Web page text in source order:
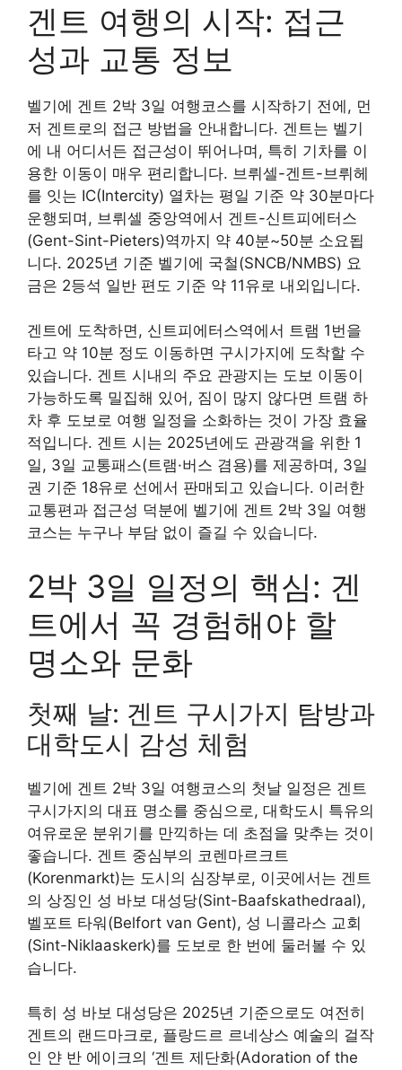
겐트 여행의 시작: 접근
성과 교통 정보
벨기에 겐트 2박 3일 여행코스를 시작하기 전에, 먼
저 겐트로의 접근 방법을 안내합니다. 겐트는 벨기
에 내 어디서든 접근성이 뛰어나며, 특히 기차를 이
용한 이동이 매우 편리합니다. 브뤼셀-겐트-브뤼헤
를 잇는 IC(Intercity) 열차는 평일 기준 약 30분마다
운행되며, 브뤼셀 중앙역에서 겐트-신트피에터스
(Gent-Sint-Pieters)역까지 약 40분~50분 소요됩
니다. 2025년 기준 벨기에 국철(SNCB/NMBS) 요
금은 2등석 일반 편도 기준 약 11유로 내외입니다.
겐트에 도착하면, 신트피에터스역에서 트램 1번을
타고 약 10분 정도 이동하면 구시가지에 도착할 수
있습니다. 겐트 시내의 주요 관광지는 도보 이동이
가능하도록 밀집해 있어, 짐이 많지 않다면 트램 하
차 후 도보로 여행 일정을 소화하는 것이 가장 효율
적입니다. 겐트 시는 2025년에도 관광객을 위한 1
일, 3일 교통패스(트램·버스 겸용)를 제공하며, 3일
권 기준 18유로 선에서 판매되고 있습니다. 이러한
교통편과 접근성 덕분에 벨기에 겐트 2박 3일 여행
코스는 누구나 부담 없이 즐길 수 있습니다.
2박 3일 일정의 핵심: 겐
트에서 꼭 경험해야 할
명소와 문화
첫째 날: 겐트 구시가지 탐방과
대학도시 감성 체험
벨기에 겐트 2박 3일 여행코스의 첫날 일정은 겐트
구시가지의 대표 명소를 중심으로, 대학도시 특유의
여유로운 분위기를 만끽하는 데 초점을 맞추는 것이
좋습니다. 겐트 중심부의 코렌마르크트
(Korenmarkt)는 도시의 심장부로, 이곳에서는 겐트
의 상징인 성 바보 대성당(Sint-Baafskathedraal),
벨포트 타워(Belfort van Gent), 성 니콜라스 교회
(Sint-Niklaaskerk)를 도보로 한 번에 둘러볼 수 있
습니다.
특히 성 바보 대성당은 2025년 기준으로도 여전히
겐트의 랜드마크로, 플랑드르 르네상스 예술의 걸작
인 얀 반 에이크의 ‘겐트 제단화(Adoration of the